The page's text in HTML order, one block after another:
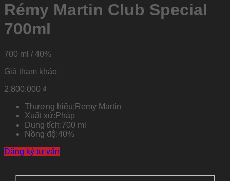
Rémy Martin Club Special
700ml
700 ml / 40%
Giá tham khảo
2.800.000 ₫
Thương hiệu: Remy Martin
Xuất xứ: Pháp
Dung tích:700 ml
Nồng độ:40%
Đăng ký tư vấn